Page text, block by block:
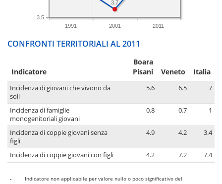
1991 2001 2011
3.5
3.7
CONFRONTI TERRITORIALI AL 2011
Indicatore
Boara
Pisani
Veneto Italia
Incidenza di giovani che vivono da
soli
5.6 6.5 7
Incidenza di famiglie
monogenitoriali giovani
0.8 0.7 1
Incidenza di coppie giovani senza
figli
4.9 4.2 3.4
Incidenza di coppie giovani con figli 4.2 7.2 7.4
-
Indicatore non applicabile per valore nullo o poco significativo del